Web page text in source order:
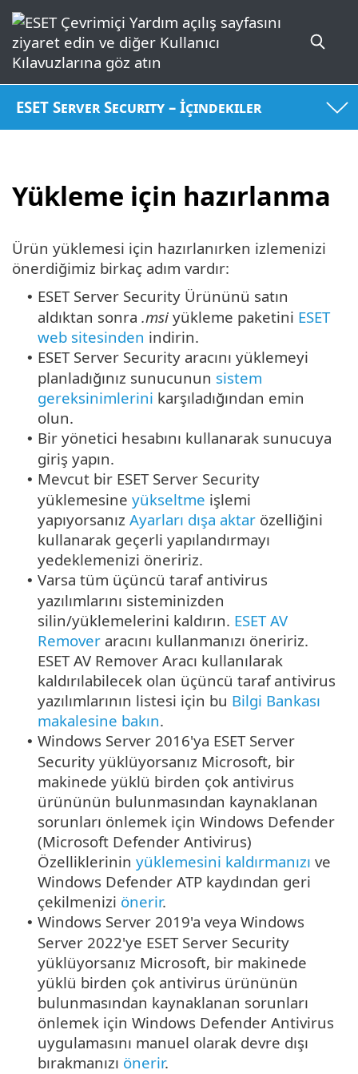
ESET Server Security – İçindekiler
Yükleme için hazırlanma
Ürün yüklemesi için hazırlanırken izlemenizi
önerdiğimiz birkaç adım vardır:
• ESET Server Security Ürününü satın
aldıktan sonra .msi yükleme paketini ESET
web sitesinden indirin.
• ESET Server Security aracını yüklemeyi
planladığınız sunucunun sistem
gereksinimlerini karşıladığından emin
olun.
• Bir yönetici hesabını kullanarak sunucuya
giriş yapın.
• Mevcut bir ESET Server Security
yüklemesine yükseltme işlemi
yapıyorsanız Ayarları dışa aktar özelliğini
kullanarak geçerli yapılandırmayı
yedeklemenizi öneririz.
• Varsa tüm üçüncü taraf antivirus
yazılımlarını sisteminizden
silin/yüklemelerini kaldırın. ESET AV
Remover aracını kullanmanızı öneririz.
ESET AV Remover Aracı kullanılarak
kaldırılabilecek olan üçüncü taraf antivirus
yazılımlarının listesi için bu Bilgi Bankası
makalesine bakın.
• Windows Server 2016'ya ESET Server
Security yüklüyorsanız Microsoft, bir
makinede yüklü birden çok antivirus
ürününün bulunmasından kaynaklanan
sorunları önlemek için Windows Defender
(Microsoft Defender Antivirus)
Özelliklerinin yüklemesini kaldırmanızı ve
Windows Defender ATP kaydından geri
çekilmenizi önerir.
• Windows Server 2019'a veya Windows
Server 2022'ye ESET Server Security
yüklüyorsanız Microsoft, bir makinede
yüklü birden çok antivirus ürününün
bulunmasından kaynaklanan sorunları
önlemek için Windows Defender Antivirus
uygulamasını manuel olarak devre dışı
bırakmanızı önerir.